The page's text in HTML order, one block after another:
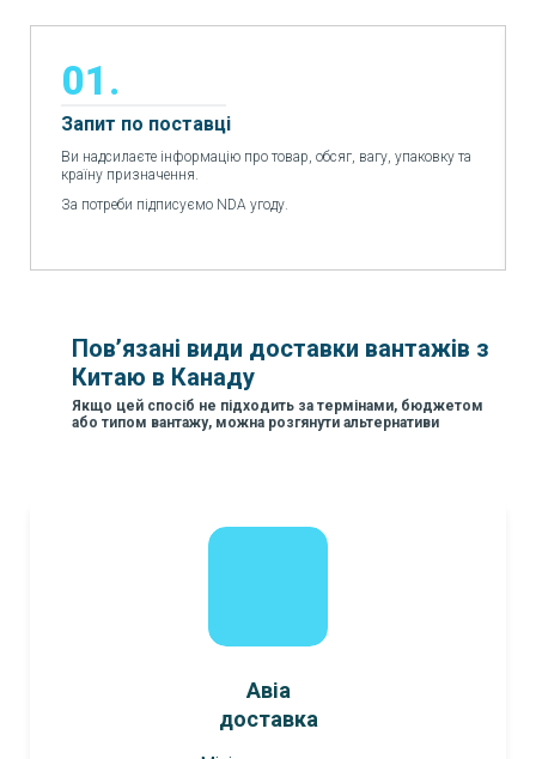
01.
Запит по поставці
Ви надсилаєте інформацію про товар, обсяг, вагу, упаковку та
країну призначення.
За потреби підписуємо NDA угоду.
Пов’язані види доставки вантажів з
Китаю в Канаду
Якщо цей спосіб не підходить за термінами, бюджетом
або типом вантажу, можна розгянути альтернативи
Авіа
доставка